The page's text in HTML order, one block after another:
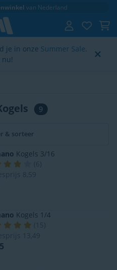
van Nederland
je in onze Summer Sale.
nu!
9
& sorteer
Kogels 3/16
(6
8,59
Kogels 1/4
(
15
13,49